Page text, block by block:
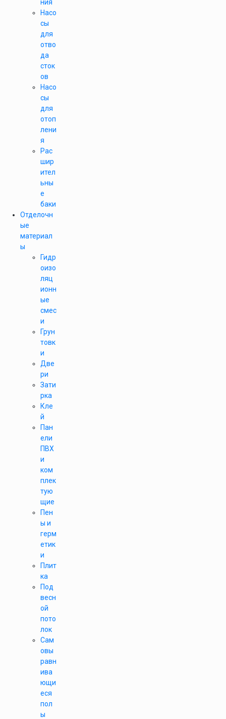
ния
Насо
сы
для
отво
да
сток
ов
Насо
сы
для
отоп
лени
я
Рас
шир
ител
ьны
е
баки
Отделочн
ые
материал
ы
Гидр
оизо
ляц
ионн
ые
смес
и
Грун
товк
и
Две
ри
Зати
рка
Кле
й
Пан
ели
ПВХ
и
ком
плек
тую
щие
Пен
ы и
герм
етик
и
Плит
ка
Под
весн
ой
пото
лок
Сам
овы
равн
ива
ющи
еся
пол
ы